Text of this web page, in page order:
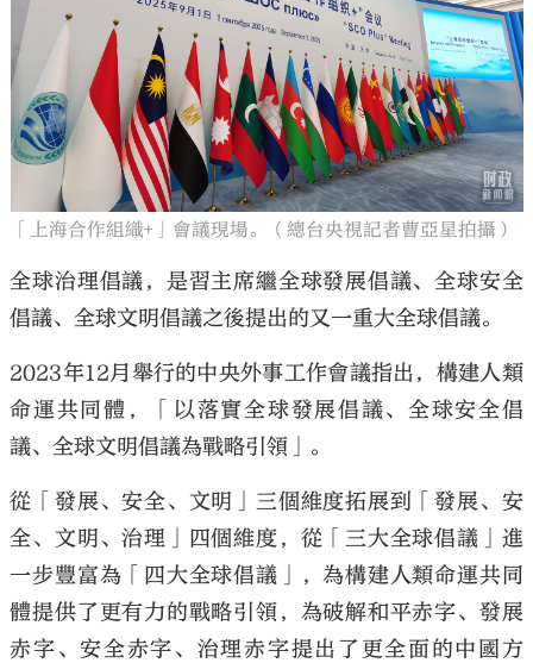
「上海合作組織+」會議現場。（總台央視記者曹亞星拍攝）
全球治理倡議，是習主席繼全球發展倡議、全球安全
倡議、全球文明倡議之後提出的又一重大全球倡議。
2023年12月舉行的中央外事工作會議指出，構建人類
命運共同體，「以落實全球發展倡議、全球安全倡
議、全球文明倡議為戰略引領」。
從「發展、安全、文明」三個維度拓展到「發展、安
全、文明、治理」四個維度，從「三大全球倡議」進
一步豐富為「四大全球倡議」，為構建人類命運共同
體提供了更有力的戰略引領，為破解和平赤字、發展
赤字、安全赤字、治理赤字提出了更全面的中國方